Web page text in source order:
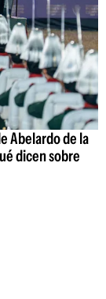
Abelardo de la
dicen sobre